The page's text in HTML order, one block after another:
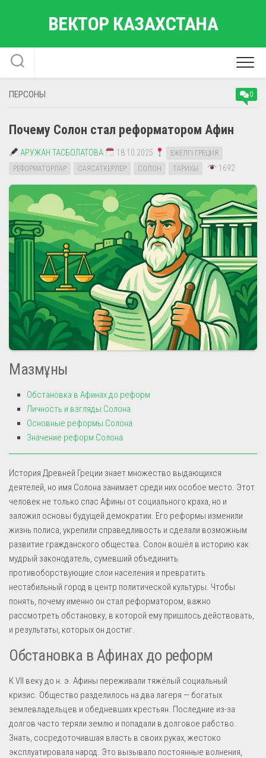
ВЕКТОР КАЗАХСТАНА
ПЕРСОНЫ 0
Почему Солон стал реформатором Афин
АРУЖАН ТАСБОЛАТОВА 18.10.2025
ЕЖЕЛГІ ГРЕЦИЯ
РЕФОРМАТОРЛАР
САЯСАТКЕРЛЕР СОЛОН ТАРИХЫ 1692
Мазмұны
Обстановка в Афинах до реформ
Личность и взгляды Солона
Основные реформы Солона
Значение реформ Солона
История Древней Греции знает множество выдающихся
деятелей, но имя Солона занимает среди них особое место. Этот
человек не только спас Афины от социального краха, но и
заложил основы будущей демократии. Его реформы изменили
жизнь полиса, укрепили справедливость и сделали возможным
развитие гражданского общества. Солон вошёл в историю как
мудрый законодатель, сумевший объединить
противоборствующие слои населения и превратить
нестабильный город в центр политической культуры. Чтобы
понять, почему именно он стал реформатором, важно
рассмотреть обстановку, в которой ему пришлось действовать,
и результаты, которых он достиг.
Обстановка в Афинах до реформ
К VII веку до н. э. Афины переживали тяжёлый социальный
кризис. Общество разделилось на два лагеря — богатых
землевладельцев и обедневших крестьян. Последние из-за
долгов часто теряли землю и попадали в долговое рабство.
Знать, сосредоточившая власть в своих руках, жестоко
эксплуатировала народ. Это вызывало постоянные волнения,